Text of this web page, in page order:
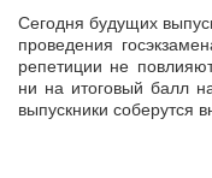
Сегодня будущих
проведения
репетиции не
ни на итоговый балл
выпускники соберутся